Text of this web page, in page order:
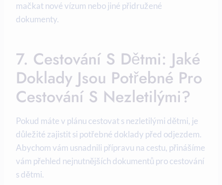
mačkat nové vízum nebo jiné přidružené
dokumenty.
7. Cestování S Dětmi: Jaké
Doklady Jsou Potřebné Pro
Cestování S Nezletilými?
Pokud máte v plánu cestovat s nezletilými dětmi, je
důležité zajistit si potřebné doklady před odjezdem.
Abychom vám usnadnili přípravu na cestu, přinášíme
vám přehled nejnutnějších dokumentů pro cestování
s dětmi.